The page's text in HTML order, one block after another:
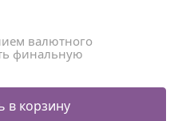
валютного
финальную
в корзину